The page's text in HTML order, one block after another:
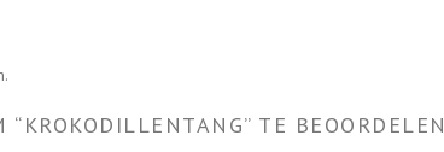
“KROKODILLENTANG” TE BEOORDELEN